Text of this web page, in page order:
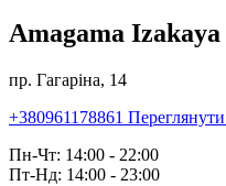
Amagama Izakaya
пр. Гагаріна, 14
+380961178861
Пн-Чт: 14:00 - 22:00
Пт-Нд: 14:00 - 23:00